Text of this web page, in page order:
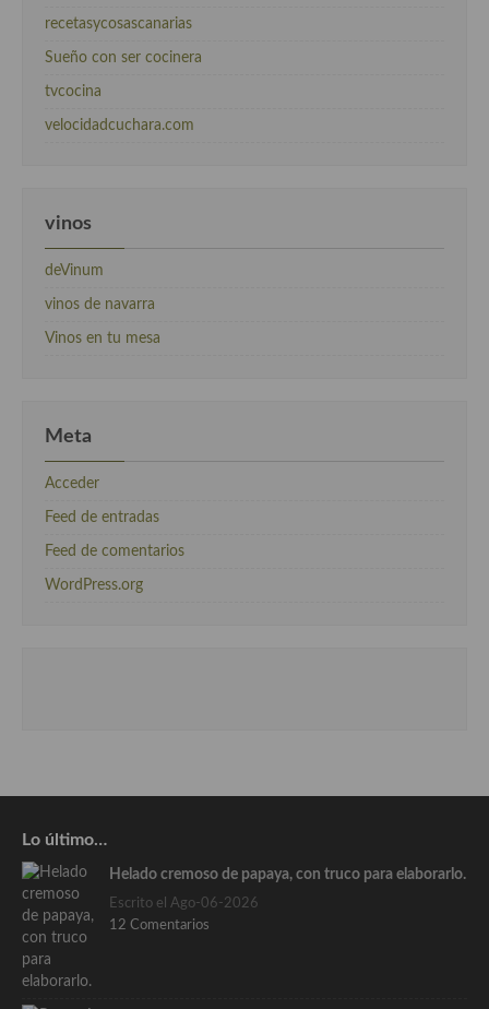
recetasycosascanarias
Sueño con ser cocinera
tvcocina
velocidadcuchara.com
vinos
deVinum
vinos de navarra
Vinos en tu mesa
Meta
Acceder
Feed de entradas
Feed de comentarios
WordPress.org
Lo último…
Helado cremoso de papaya, con truco para elaborarlo.
Escrito el Ago-06-2026
12 Comentarios